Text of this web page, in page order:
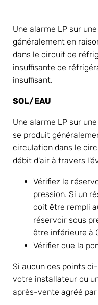
Une alarme LP sur
généralement en
dans le circuit de
insuffisante de
insuffisant.
SOL/EAU
Une alarme LP sur
se produit
circulation dans le
débit d'air à travers
Vérifiez le
pression. Si un
doit être rempli
réservoir sous
être inférieure à
Vérifier que la
Si aucun des points
votre installateur ou
après-vente agréé par